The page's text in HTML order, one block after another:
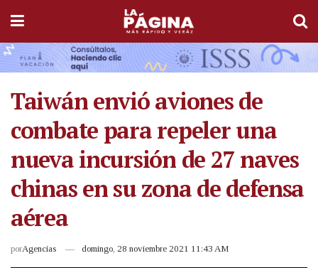
Taiwán envió aviones de
combate para repeler una
nueva incursión de 27 naves
chinas en su zona de defensa
aérea
porAgencias domingo, 28 noviembre 2021 11:43 AM